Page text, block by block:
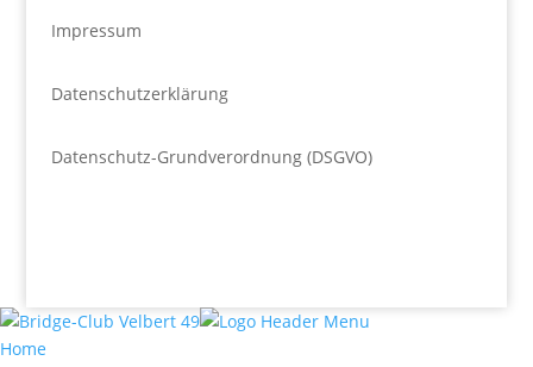
Impressum
Datenschutzerklärung
Datenschutz-Grundverordnung (DSGVO)
Home